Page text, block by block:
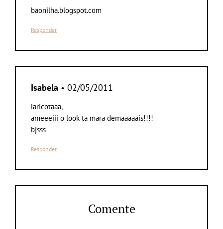
baonilha.blogspot.com
Responder
Isabela • 02/05/2011
laricotaaa,
ameeeiii o look ta mara demaaaaais!!!!
bjsss
Responder
Comente